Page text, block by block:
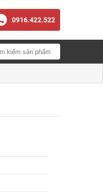
0916.422.522